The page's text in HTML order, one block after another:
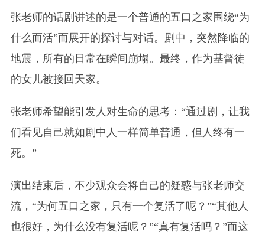
张老师的话剧讲述的是一个普通的五口之家围绕“为
什么而活”而展开的探讨与对话。剧中，突然降临的
地震，所有的日常在瞬间崩塌。最终，作为基督徒
的女儿被接回天家。
张老师希望能引发人对生命的思考：“通过剧，让我
们看见自己就如剧中人一样简单普通，但人终有一
死。”
演出结束后，不少观众会将自己的疑惑与张老师交
流，“为何五口之家，只有一个复活了呢？”“其他人
也很好，为什么没有复活呢？”“真有复活吗？”而这